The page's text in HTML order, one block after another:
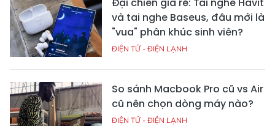
và tai nghe Baseus, đâu mới là
"vua" phân khúc sinh viên?
ĐIỆN TỬ - ĐIỆN LẠNH
So sánh Macbook Pro cũ vs Air
cũ nên chọn dòng máy nào?
ĐIỆN TỬ - ĐIỆN LẠNH